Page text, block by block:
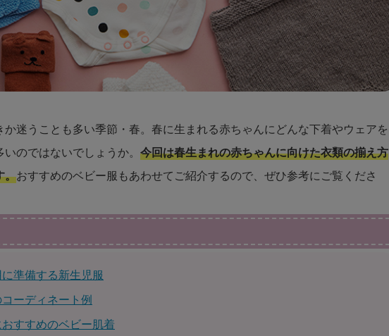
迷うことも多い季節・春。春に生まれる赤ちゃんにどんな下着やウェアを
のではないでしょうか。 今回は春生まれの赤ちゃんに向けた衣類の揃え方
。おすすめのベビー服もあわせてご紹介するので、ぜひ参考にご覧くださ
準備する新生児服
ーディネート例
すすめのベビー肌着